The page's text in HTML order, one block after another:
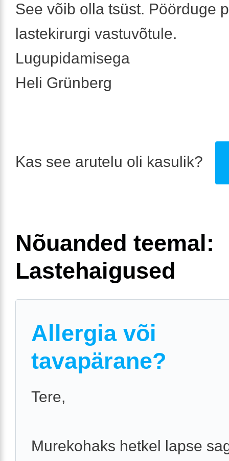
See võib olla tsüst. Pöörduge
lastekirurgi vastuvõtule.
Lugupidamisega
Heli Grünberg
Kas see arutelu oli kasulik?
Nõuanded teemal:
Lastehaigused
Allergia või
tavapärane?
Tere,
Murekohaks hetkel lapse